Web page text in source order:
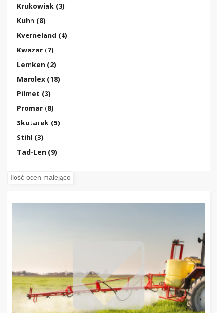
Krukowiak (3)
Kuhn (8)
Kverneland (4)
Kwazar (7)
Lemken (2)
Marolex (18)
Pilmet (3)
Promar (8)
Skotarek (5)
Stihl (3)
Tad-Len (9)